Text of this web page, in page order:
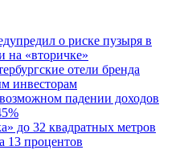
о риске пузыря в
на «вторичке»
отели бренда
инвесторам
падении доходов
до 32 квадратных метров
13 процентов